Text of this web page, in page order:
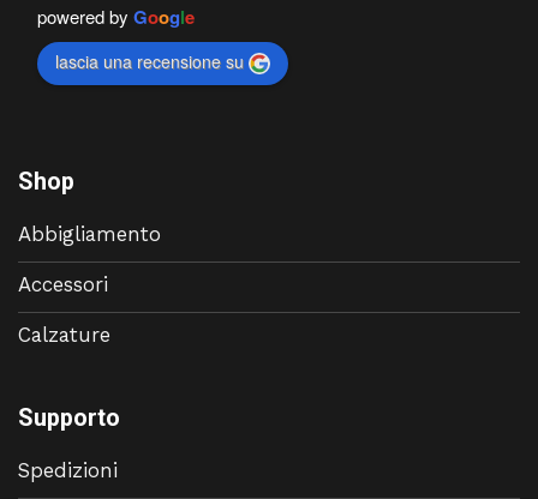
powered by Google
lascia una recensione su
Shop
Abbigliamento
Accessori
Calzature
Supporto
Spedizioni